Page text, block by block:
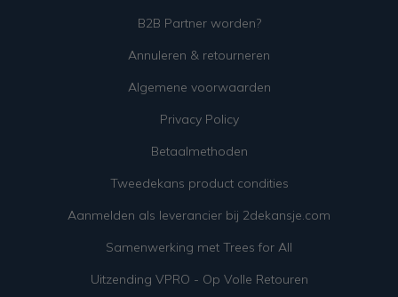
B2B Partner worden?
Annuleren & retourneren
Algemene voorwaarden
Privacy Policy
Betaalmethoden
Tweedekans product condities
Aanmelden als leverancier bij 2dekansje.com
Samenwerking met Trees for All
Uitzending VPRO - Op Volle Retouren